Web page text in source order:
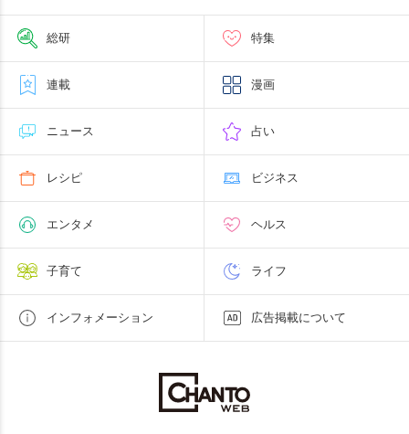
総研 特集
連載 漫画
ニュース 占い
レシピ ビジネス
エンタメ ヘルス
子育て ライフ
インフォメーション 広告掲載について